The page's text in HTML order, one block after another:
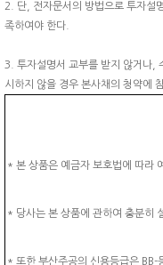
2. 단, 전자문서의 방법으로 투자설
족하여야 한다.
3. 투자설명서 교부를 받지 않거나,
시하지 않을 경우 본사채의 청약에
* 본 상품은 예금자 보호법에 따라
* 당사는 본 상품에 관하여 충분히
* 또한 부산주공의 신용등급은